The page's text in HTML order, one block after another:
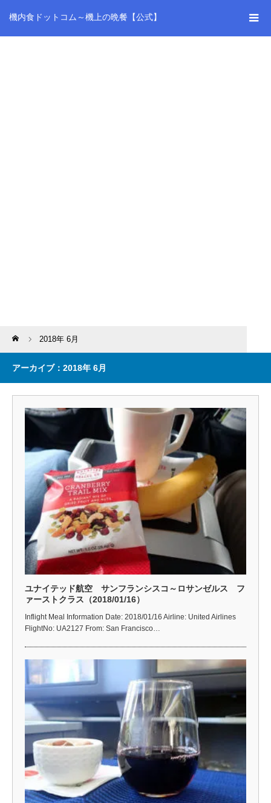
機内食ドットコム～機上の晩餐【公式】
Home 2018年 6月
アーカイブ：2018年 6月
ユナイテッド航空 サンフランシスコ～ロサンゼルス フ
ァーストクラス（2018/01/16）
Inflight Meal Information Date: 2018/01/16 Airline: United Airlines
FlightNo: UA2127 From: San Francisco…